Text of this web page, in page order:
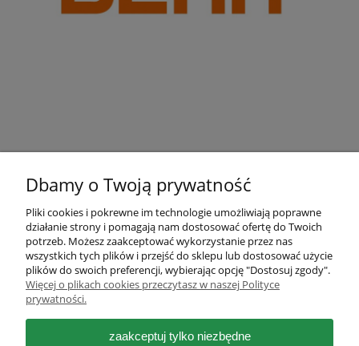
Pomoc
Moje konto
Płatności i dostawa
Dbamy o Twoją prywatność
Pliki cookies i pokrewne im technologie umożliwiają poprawne
działanie strony i pomagają nam dostosować ofertę do Twoich
potrzeb. Możesz zaakceptować wykorzystanie przez nas
wszystkich tych plików i przejść do sklepu lub dostosować użycie
plików do swoich preferencji, wybierając opcję "Dostosuj zgody".
Więcej o plikach cookies przeczytasz w naszej Polityce
prywatności.
zaakceptuj tylko niezbędne